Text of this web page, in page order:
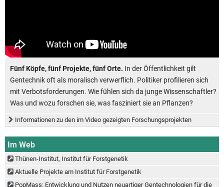
Fünf Köpfe, fünf Projekte, fünf Orte. In der Öffentlichkeit gilt
Gentechnik oft als moralisch verwerflich. Politiker profilieren sich
mit Verbotsforderungen. Wie fühlen sich da junge Wissenschaftler?
Was und wozu forschen sie, was fasziniert sie an Pflanzen?
Informationen zu den im Video gezeigten Forschungsprojekten
Im Web
Thünen-Institut, Institut für Forstgenetik
Aktuelle Projekte am Institut für Forstgenetik
PopMass: Entwicklung und Nutzen neuartiger Gentechnologien für die